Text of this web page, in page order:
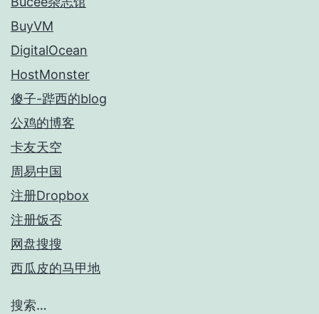
BuyVM
DigitalOcean
HostMonster
傻子-跸西的blog
公鸡的博客
卡友天空
周易中国
注册Dropbox
注册饭否
网盘搜搜
西瓜皮的马甲地
搜索…